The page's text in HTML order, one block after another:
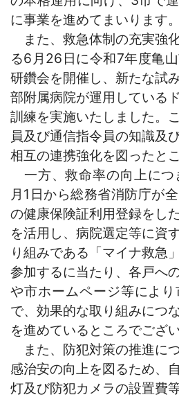
に事業を進めてまいります。
また、救急体制の充実強
る6月26日に令和7年度亀
研鑽会を開催し、新たな試
部附属病院が運用している
訓練を実施いたしました。
員及び通信指令員の知識及
相互の連携強化を図ったと
一方、救命率の向上につ
月1日から総務省消防庁が
の健康保険証利用登録をし
を活用 し、病院選定等に資
り組みである「マイナ救急
参加するに当たり、各戸へ
や市ホームページ等によ
で、効果的な取り組みにつ
を進めているところでござい
また、防犯対策の推進に
感治安の向上を図るため、
灯及び防犯カメラの設置費